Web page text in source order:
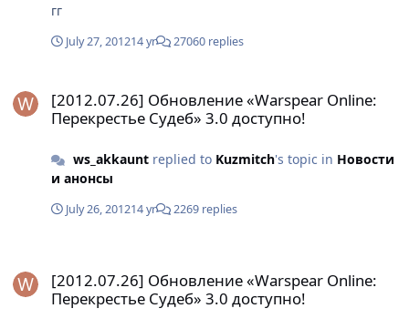
Впрочем, горные вожди давно свыклись с
существованием разбойников, считая их
гг
July 27, 201214 yr 27060 replies
[2012.07.26] Обновление «Warspear Online:
Перекрестье Судеб» 3.0 доступно!
ws_akkauntreplied to Kuzmitch's topic in Новости
и анонсы
July 26, 201214 yr 2269 replies
[2012.07.26] Обновление «Warspear Online:
Перекрестье Судеб» 3.0 доступно!